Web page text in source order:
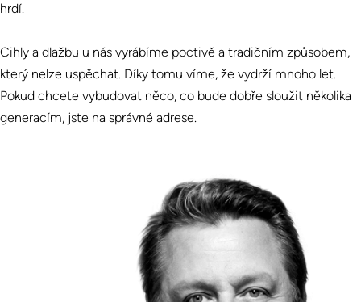
hrdí.
Cihly a dlažbu u nás vyrábíme poctivě a tradičním způsobem,
který nelze uspěchat. Díky tomu víme, že vydrží mnoho let.
Pokud chcete vybudovat něco, co bude dobře sloužit několika
generacím, jste na správné adrese.